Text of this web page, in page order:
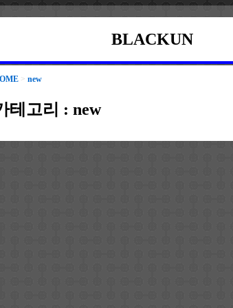
BLACKUN
> new
테고리 : new